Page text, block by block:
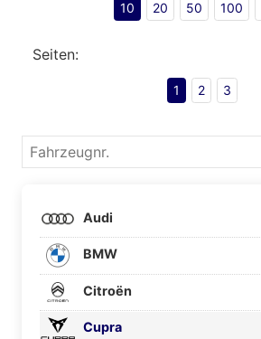
10 20 50 100
Seiten:
1 2 3
Fahrzeugnr.
Audi
BMW
Citroën
Cupra